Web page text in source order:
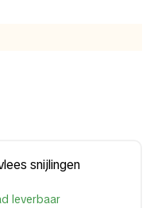
snijlingen
leverbaar